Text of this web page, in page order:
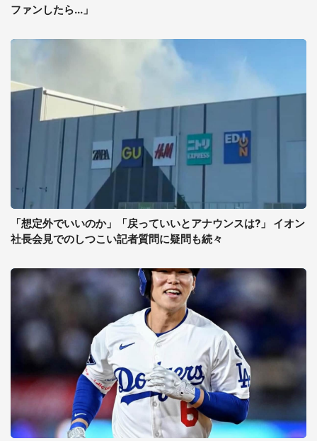
ファンしたら...」
「想定外でいいのか」「戻っていいとアナウンスは?」 イオン
社長会見でのしつこい記者質問に疑問も続々